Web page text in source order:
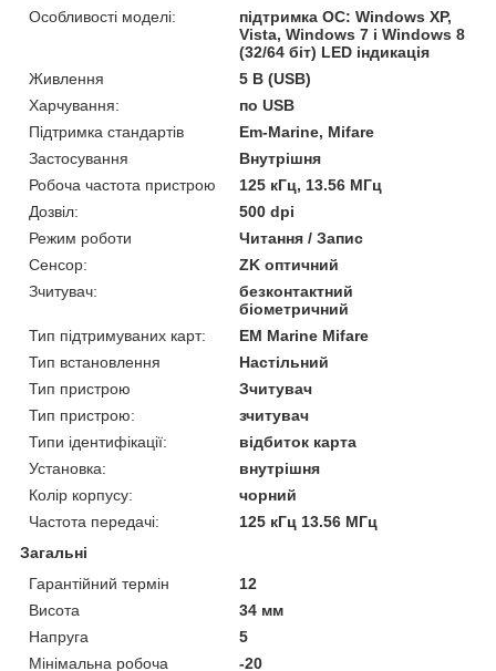
Особливості моделі:
підтримка OC: Windows XP,
Vista, Windows 7 і Windows 8
(32/64 біт) LED індикація
Живлення
5 В (USB)
Харчування:
по USB
Підтримка стандартів
Em-Marine, Mifare
Застосування
Внутрішня
Робоча частота пристрою
125 кГц, 13.56 МГц
Дозвіл:
500 dpi
Режим роботи
Читання / Запис
Сенсор:
ZK оптичний
Зчитувач:
безконтактний
біометричний
Тип підтримуваних карт:
EM Marine Mifare
Тип встановлення
Настільний
Тип пристрою
Зчитувач
Тип пристрою:
зчитувач
Типи ідентифікації:
відбиток карта
Установка:
внутрішня
Колір корпусу:
чорний
Частота передачі:
125 кГц 13.56 МГц
Загальні
Гарантійний термін
12
Висота
34 мм
Напруга
5
Мінімальна робоча
-20